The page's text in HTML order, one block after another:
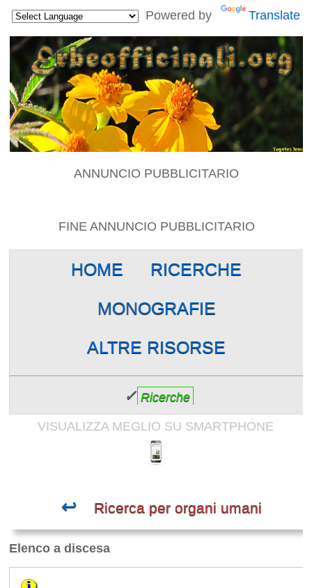
Powered by Translate
ANNUNCIO PUBBLICITARIO
FINE ANNUNCIO PUBBLICITARIO
HOME RICERCHE
MONOGRAFIE
ALTRE RISORSE
✓ Ricerche
VISUALIZZA MEGLIO SU SMARTPHONE
↩ Ricerca per organi umani
Elenco a discesa